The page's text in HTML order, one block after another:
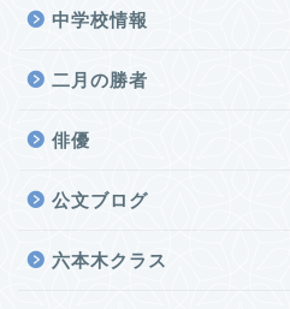
中学校情報
二月の勝者
俳優
公文ブログ
六本木クラス